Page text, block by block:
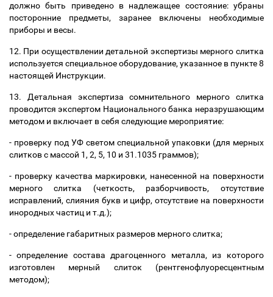
должно быть приведено в надлежащее состояние: убраны
посторонние предметы, заранее включены необходимые
приборы и весы.
12. При осуществлении детальной экспертизы мерного слитка
используется специальное оборудование, указанное в пункте 8
настоящей Инструкции.
13. Детальная экспертиза сомнительного мерного слитка
проводится экспертом Национального банка неразрушающим
методом и включает в себя следующие мероприятие:
- проверку под УФ светом специальной упаковки (для мерных
слитков с массой 1, 2, 5, 10 и 31.1035 граммов);
- проверку качества маркировки, нанесенной на поверхности
мерного слитка (четкость, разборчивость, отсутствие
исправлений, слияния букв и цифр, отсутствие на поверхности
инородных частиц и т.д.);
- определение габаритных размеров мерного слитка;
- определение состава драгоценного металла, из которого
изготовлен мерный слиток (рентгенофлуоресцентным
методом);